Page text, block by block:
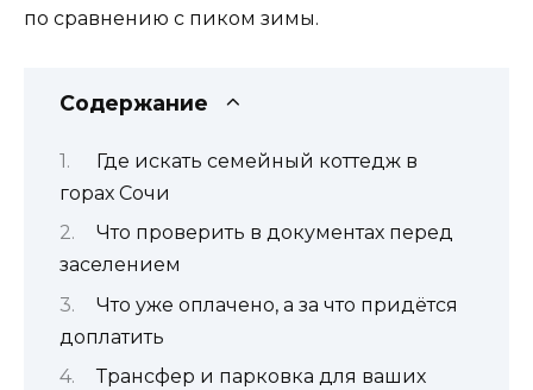
по сравнению с пиком зимы.
Содержание
Где искать семейный коттедж в
горах Сочи
Что проверить в документах перед
заселением
Что уже оплачено, а за что придётся
доплатить
Трансфер и парковка для ваших